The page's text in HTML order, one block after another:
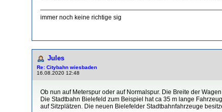
immer noch keine richtige sig
Jules
Re: Citybahn wiesbaden
16.08.2020 12:48
Ob nun auf Meterspur oder auf Normalspur. Die Breite der
Die Stadtbahn Bielefeld zum Beispiel hat ca 35 m lange
auf Sitzplätzen. Die neuen Bielefelder Stadtbahnfahrzeuge